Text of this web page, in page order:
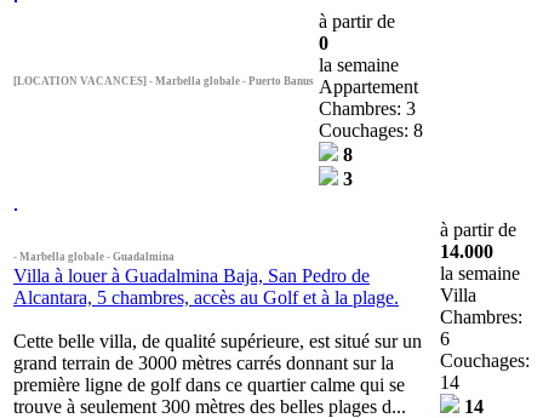
[LOCATION VACANCES] - Marbella globale - Puerto Banus
à partir de
0
la semaine
Appartement
Chambres: 3
Couchages: 8
8
3
- Marbella globale - Guadalmina
Villa à louer à Guadalmina Baja, San Pedro de
Alcantara, 5 chambres, accès au Golf et à la plage.
Cette belle villa, de qualité supérieure, est situé sur un
grand terrain de 3000 mètres carrés donnant sur la
première ligne de golf dans ce quartier calme qui se
trouve à seulement 300 mètres des belles plages d...
à partir de
14.000
la semaine
Villa
Chambres:
6
Couchages:
14
14